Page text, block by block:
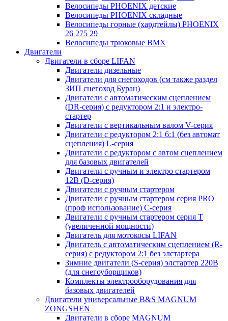
Велосипеды PHOENIX детские
Велосипеды PHOENIX складные
Велосипеды горные (хардтейлы) PHOENIX
26 275 29
Велосипеды трюковые BMX
Двигатели
Двигатели в сборе LIFAN
Двигатели дизельные
Двигатели для снегоходов (см также раздел
ЗИП снегоход Буран)
Двигатели с автоматическим сцеплением
(DR-серия) с редуктором 2:1 и электро-
стартер
Двигатели с вертикальным валом V-серия
Двигатели с редуктором 2:1 6:1 (без автомат
сцепления) L-серия
Двигатели с редуктором с автом сцеплением
для базовых двигателей
Двигатели с ручным и электро стартером
12В (D-серия)
Двигатели с ручным стартером
Двигатели с ручным стартером серия PRO
(проф использование) C-серия
Двигатели с ручным стартером серия Т
(увеличенной мощности)
Двигатель для мотокосы LIFAN
Двигатель с автоматическим сцеплением (R-
серия) с редуктором 2:1 без элстартера
Зимние двигатели (S-серия) элстартер 220В
(для снегоуборщиков)
Комплекты электрооборудования для
базовых двигателей
Двигатели универсальные B&S MAGNUM
ZONGSHEN
Двигатели в сборе MAGNUM